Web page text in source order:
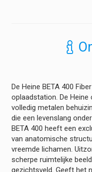
hoeveelheid
De Heine BETA 400
oplaadstation. De
volledig metalen
die een levenslang
BETA 400 heeft een
van anatomische
vreemde lichamen.
scherpe ruimtelijke
gezichtsveld. Geeft het